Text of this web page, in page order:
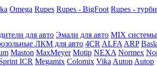
Omega Rupes Rupes - BigFoot Rupes -
для авто Эмали для авто MIX системы
ЛКМ для авто 4CR ALFA ARP
Maston MaxMeyer Motip NEXA Normex
ICR Megamix Colomix Vika Auton Autop